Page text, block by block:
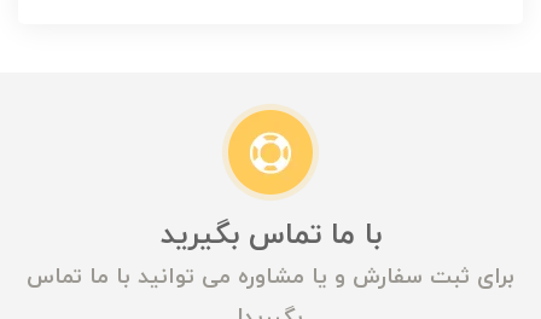
با ما تماس بگیرید
برای ثبت سفارش و یا مشاوره می توانید با ما تماس